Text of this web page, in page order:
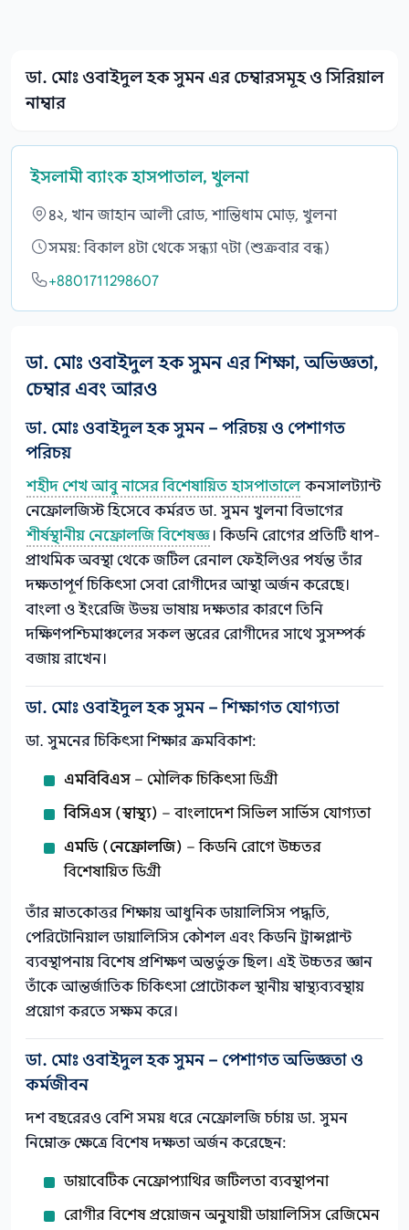
ডা. মোঃ ওবাইদুল হক সুমন এর চেম্বারসমূহ ও সিরিয়াল
নাম্বার
ইসলামী ব্যাংক হাসপাতাল, খুলনা
৪২, খান জাহান আলী রোড, শান্তিধাম মোড়, খুলনা
সময়: বিকাল ৪টা থেকে সন্ধ্যা ৭টা (শুক্রবার বন্ধ)
+8801711298607
ডা. মোঃ ওবাইদুল হক সুমন এর শিক্ষা, অভিজ্ঞতা,
চেম্বার এবং আরও
ডা. মোঃ ওবাইদুল হক সুমন – পরিচয় ও পেশাগত
পরিচয়
শহীদ শেখ আবু নাসের বিশেষায়িত হাসপাতালে কনসালট্যান্ট
নেফ্রোলজিস্ট হিসেবে কর্মরত ডা. সুমন খুলনা বিভাগের
শীর্ষস্থানীয় নেফ্রোলজি বিশেষজ্ঞ । কিডনি রোগের প্রতিটি ধাপ-
প্রাথমিক অবস্থা থেকে জটিল রেনাল ফেইলিওর পর্যন্ত তাঁর
দক্ষতাপূর্ণ চিকিৎসা সেবা রোগীদের আস্থা অর্জন করেছে।
বাংলা ও ইংরেজি উভয় ভাষায় দক্ষতার কারণে তিনি
দক্ষিণপশ্চিমাঞ্চলের সকল স্তরের রোগীদের সাথে সুসম্পর্ক
বজায় রাখেন।
ডা. মোঃ ওবাইদুল হক সুমন – শিক্ষাগত যোগ্যতা
ডা. সুমনের চিকিৎসা শিক্ষার ক্রমবিকাশ:
এমবিবিএস – মৌলিক চিকিৎসা ডিগ্রী
বিসিএস (স্বাস্থ্য) – বাংলাদেশ সিভিল সার্ভিস যোগ্যতা
এমডি (নেফ্রোলজি) – কিডনি রোগে উচ্চতর
বিশেষায়িত ডিগ্রী
তাঁর স্নাতকোত্তর শিক্ষায় আধুনিক ডায়ালিসিস পদ্ধতি,
পেরিটোনিয়াল ডায়ালিসিস কৌশল এবং কিডনি ট্রান্সপ্লান্ট
ব্যবস্থাপনায় বিশেষ প্রশিক্ষণ অন্তর্ভুক্ত ছিল। এই উচ্চতর জ্ঞান
তাঁকে আন্তর্জাতিক চিকিৎসা প্রোটোকল স্থানীয় স্বাস্থ্যব্যবস্থায়
প্রয়োগ করতে সক্ষম করে।
ডা. মোঃ ওবাইদুল হক সুমন – পেশাগত অভিজ্ঞতা ও
কর্মজীবন
দশ বছরেরও বেশি সময় ধরে নেফ্রোলজি চর্চায় ডা. সুমন
নিম্নোক্ত ক্ষেত্রে বিশেষ দক্ষতা অর্জন করেছেন:
ডায়াবেটিক নেফ্রোপ্যাথির জটিলতা ব্যবস্থাপনা
রোগীর বিশেষ প্রয়োজন অনুযায়ী ডায়ালিসিস রেজিমেন